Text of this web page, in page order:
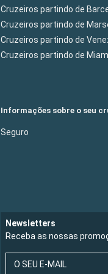
Cruzeiros partindo de
Cruzeiros partindo de
Cruzeiros partindo de
Cruzeiros partindo de Miam
Informações sobre o seu
Seguro
Newsletters
Receba as nossas
O SEU E-MAIL